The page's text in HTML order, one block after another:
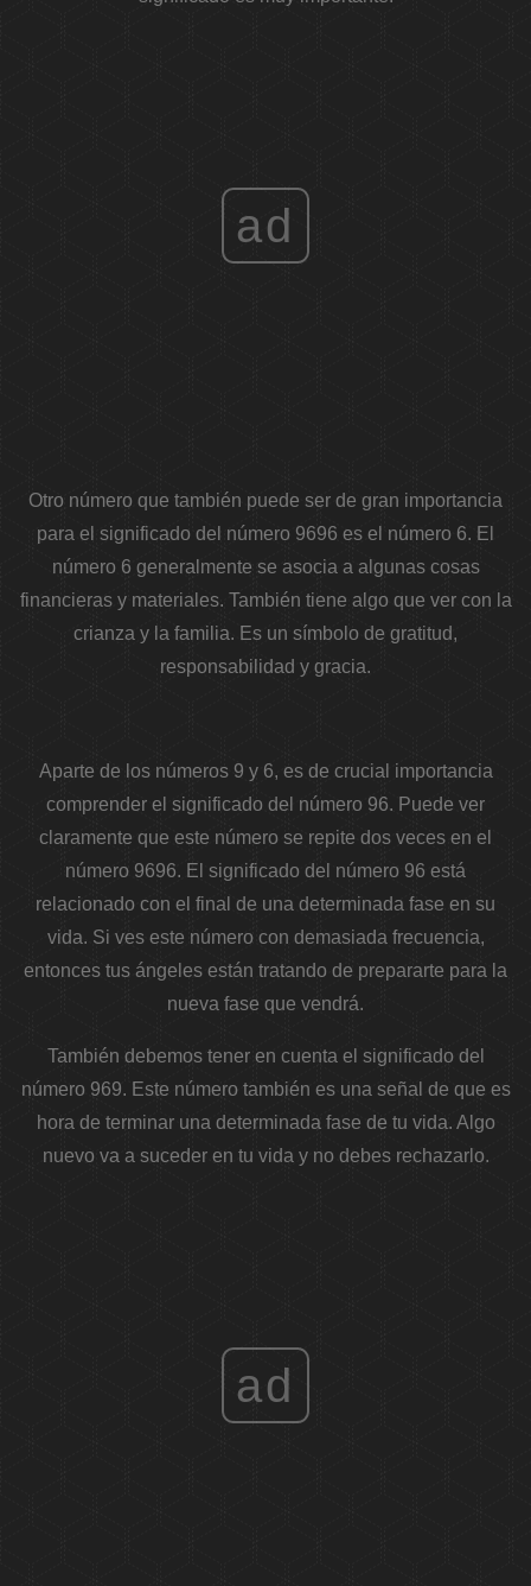
ad
Otro número que también puede ser de gran importancia
para el significado del número 9696 es el número 6. El
número 6 generalmente se asocia a algunas cosas
financieras y materiales. También tiene algo que ver con la
crianza y la familia. Es un símbolo de gratitud,
responsabilidad y gracia.
Aparte de los números 9 y 6, es de crucial importancia
comprender el significado del número 96. Puede ver
claramente que este número se repite dos veces en el
número 9696. El significado del número 96 está
relacionado con el final de una determinada fase en su
vida. Si ves este número con demasiada frecuencia,
entonces tus ángeles están tratando de prepararte para la
nueva fase que vendrá.
También debemos tener en cuenta el significado del
número 969. Este número también es una señal de que es
hora de terminar una determinada fase de tu vida. Algo
nuevo va a suceder en tu vida y no debes rechazarlo.
ad